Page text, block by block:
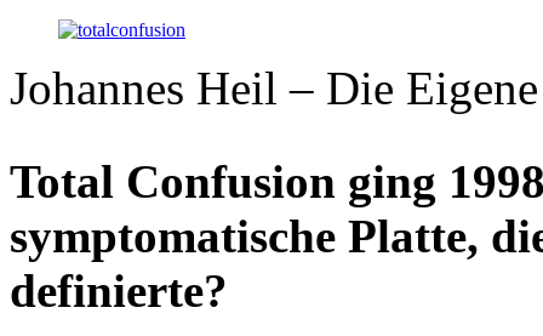
Johannes Heil – Die
Total Confusion ging
symptomatische Platte,
definierte?